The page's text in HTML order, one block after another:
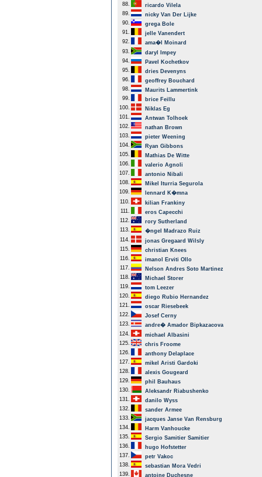
88.
ricardo Vilela
89.
nicky Van Der Lijke
90.
grega Bole
91.
jelle Vanendert
92.
ama�l Moinard
93.
daryl Impey
94.
Pavel Kochetkov
95.
dries Devenyns
96.
geoffrey Bouchard
98.
Maurits Lammertink
99.
brice Feillu
100.
Niklas Eg
101.
Antwan Tolhoek
102.
nathan Brown
103.
pieter Weening
104.
Ryan Gibbons
105.
Mathias De Witte
106.
valerio Agnoli
107.
antonio Nibali
108.
Mikel Iturria Segurola
109.
lennard K�mna
110.
kilian Frankiny
111.
eros Capecchi
112.
rory Sutherland
113.
�ngel Madrazo Ruiz
114.
jonas Gregaard Wilsly
115.
christian Knees
116.
imanol Erviti Ollo
117.
Nelson Andres Soto Martinez
118.
Michael Storer
119.
tom Leezer
120.
diego Rubio Hernandez
121.
oscar Riesebeek
122.
Josef Cerny
123.
andre� Amador Bipkazacova
124.
michael Albasini
125.
chris Froome
126.
anthony Delaplace
127.
mikel Aristi Gardoki
128.
alexis Gougeard
129.
phil Bauhaus
130.
Aleksandr Riabushenko
131.
danilo Wyss
132.
sander Armee
133.
jacques Janse Van Rensburg
134.
Harm Vanhoucke
135.
Sergio Samitier Samitier
136.
hugo Hofstetter
137.
petr Vakoc
138.
sebastian Mora Vedri
139.
antoine Duchesne